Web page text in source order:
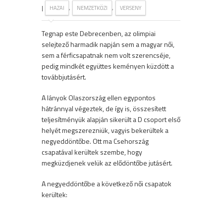
| HAZAI , NEMZETKÖZI , VERSENY
Tegnap este Debrecenben, az olimpiai
selejtező harmadik napján sem a magyar női,
sem a férficsapatnak nem volt szerencséje,
pedig mindkét együttes keményen küzdött a
továbbjutásért.
A lányok Olaszország ellen egypontos
hátránnyal végeztek, de így is, összesített
teljesítményük alapján sikerült a D csoport első
helyét megszerezniük, vagyis bekerültek a
negyeddöntőbe. Ott ma Csehország
csapatával kerültek szembe, hogy
megküzdjenek velük az elődöntőbe jutásért.
A negyeddöntőbe a következő női csapatok
kerültek: